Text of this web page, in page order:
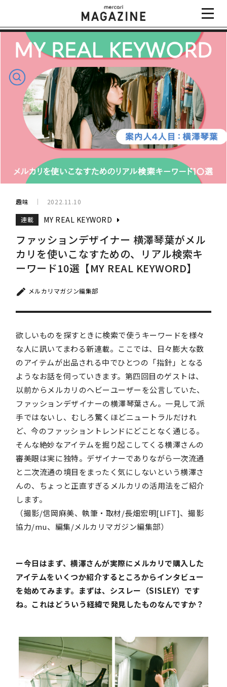
趣味 2022.11.10
連載 MY REAL KEYWORD
ファッションデザイナー 横澤琴葉がメル
カリを使いこなすための、リアル検索キ
ーワード10選【MY REAL KEYWORD】
メルカリマガジン編集部
欲しいものを探すときに検索で使うキーワードを様々
な人に訊いてまわる新連載。ここでは、日々膨大な数
のアイテムが出品される中でひとつの「指針」となる
ようなお話を伺っていきます。第四回目のゲストは、
以前からメルカリのヘビーユーザーを公言していた、
ファッションデザイナーの横澤琴葉さん。一見して派
手ではないし、むしろ驚くほどニュートラルだけれ
ど、今のファッショントレンドにどことなく通じる。
そんな絶妙なアイテムを掘り起こしてくる横澤さんの
審美眼は実に独特。デザイナーでありながら一次流通
と二次流通の境目をまったく気にしないという横澤さ
んの、ちょっと正直すぎるメルカリの活用法をご紹介
します。
（撮影/信岡麻美、執筆・取材/長畑宏明[LIFT]、撮影
協力/mu、編集/メルカリマガジン編集部）
ー今日はまず、横澤さんが実際にメルカリで購入した
アイテムをいくつか紹介するところからインタビュー
を始めてみます。まずは、シスレー（SISLEY）です
ね。これはどういう経緯で発見したものなんですか？